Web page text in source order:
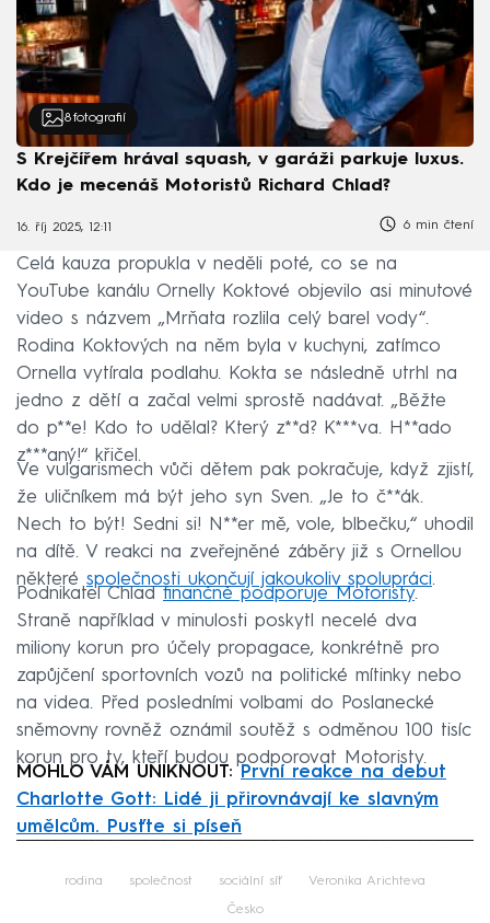
8 fotografií
S Krejčířem hrával squash, v garáži parkuje luxus.
Kdo je mecenáš Motoristů Richard Chlad?
16. říj 2025, 12:11 6 min čtení
Celá kauza propukla v neděli poté, co se na
YouTube kanálu Ornelly Koktové objevilo asi minutové
video s názvem „Mrňata rozlila celý barel vody“.
Rodina Koktových na něm byla v kuchyni, zatímco
Ornella vytírala podlahu. Kokta se následně utrhl na
jedno z dětí a začal velmi sprostě nadávat. „Běžte
do p**e! Kdo to udělal? Který z**d? K***va. H**ado
z***aný!“ křičel.
Ve vulgarismech vůči dětem pak pokračuje, když zjistí,
že uličníkem má být jeho syn Sven. „Je to č**ák.
Nech to být! Sedni si! N**er mě, vole, blbečku,“ uhodil
na dítě. V reakci na zveřejněné záběry již s Ornellou
některé společnosti ukončují jakoukoliv spolupráci.
Podnikatel Chlad finančně podporuje Motoristy.
Straně například v minulosti poskytl necelé dva
miliony korun pro účely propagace, konkrétně pro
zapůjčení sportovních vozů na politické mítinky nebo
na videa. Před posledními volbami do Poslanecké
sněmovny rovněž oznámil soutěž s odměnou 100 tisíc
korun pro ty, kteří budou podporovat Motoristy.
MOHLO VÁM UNIKNOUT:První reakce na debut
Charlotte Gott: Lidé ji přirovnávají ke slavným
umělcům. Pusťte si píseň
rodina společnost sociální síť Veronika Arichteva
Česko